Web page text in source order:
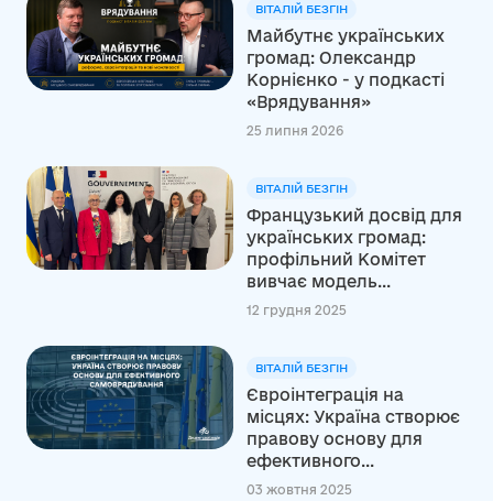
ВІТАЛІЙ БЕЗГІН
Майбутнє українських
громад: Олександр
Корнієнко - у подкасті
«Врядування»
25 липня 2026
ВІТАЛІЙ БЕЗГІН
Французький досвід для
українських громад:
профільний Комітет
вивчає модель...
12 грудня 2025
ВІТАЛІЙ БЕЗГІН
Євроінтеграція на
місцях: Україна створює
правову основу для
ефективного...
03 жовтня 2025